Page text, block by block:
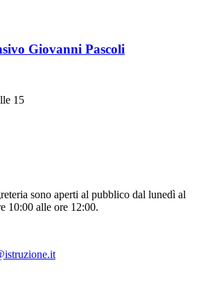
Giovanni Pascoli
15
sono aperti al pubblico dal lunedì al
10:00 alle ore 12:00.